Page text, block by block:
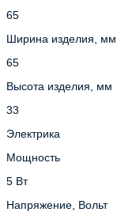
65
Ширина изделия, мм
65
Высота изделия, мм
33
Электрика
Мощность
5 Вт
Напряжение, Вольт